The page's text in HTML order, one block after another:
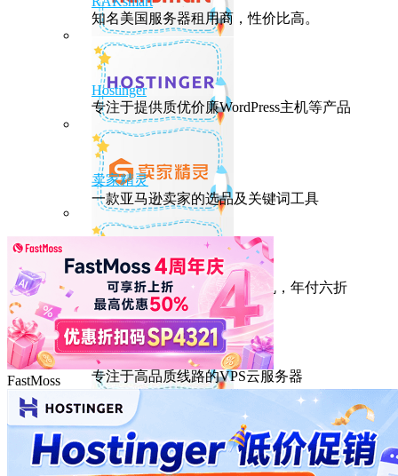
知名美国服务器租用商，性价比高。
Hostinger
专注于提供质优价廉WordPress主机等产品
卖家精灵
一款亚马逊卖家的选品及关键词工具
HostEase
性能出众的高性价比美国主机，年付六折
DMIT
专注于高品质线路的VPS云服务器
FastMoss